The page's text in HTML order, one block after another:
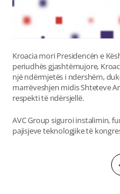
Kroacia mori Presidencën e
periudhës gjashtëmujore,
një ndërmjetës i ndershëm,
marrëveshjen midis Shteteve
respekti të ndërsjellë.
AVC Group siguroi instalimin,
pajisjeve teknologjike të